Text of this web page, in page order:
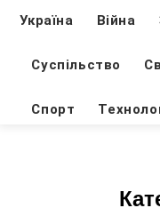
Україна Війна
Суспільство
Спорт